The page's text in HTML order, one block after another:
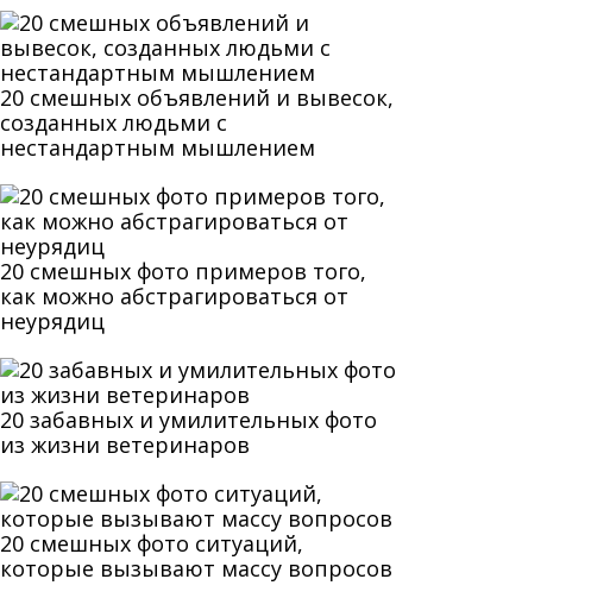
20 смешных объявлений и вывесок,
созданных людьми с
нестандартным мышлением
20 смешных фото примеров того,
как можно абстрагироваться от
неурядиц
20 забавных и умилительных фото
из жизни ветеринаров
20 смешных фото ситуаций,
которые вызывают массу вопросов